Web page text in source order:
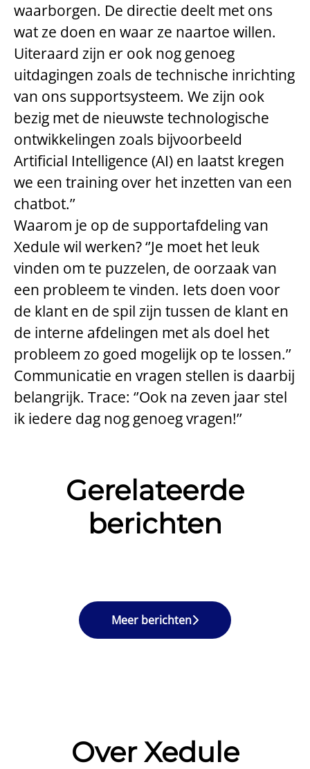
waarborgen. De directie deelt met ons
wat ze doen en waar ze naartoe willen.
Uiteraard zijn er ook nog genoeg
uitdagingen zoals de technische inrichting
van ons supportsysteem. We zijn ook
bezig met de nieuwste technologische
ontwikkelingen zoals bijvoorbeeld
Artificial Intelligence (AI) en laatst kregen
we een training over het inzetten van een
chatbot.’’
Waarom je op de supportafdeling van
Xedule wil werken? ‘’Je moet het leuk
vinden om te puzzelen, de oorzaak van
een probleem te vinden. Iets doen voor
de klant en de spil zijn tussen de klant en
de interne afdelingen met als doel het
probleem zo goed mogelijk op te lossen.’’
Communicatie en vragen stellen is daarbij
belangrijk. Trace: ‘’Ook na zeven jaar stel
ik iedere dag nog genoeg vragen!’’
Gerelateerde
berichten
Meer berichten
Over Xedule